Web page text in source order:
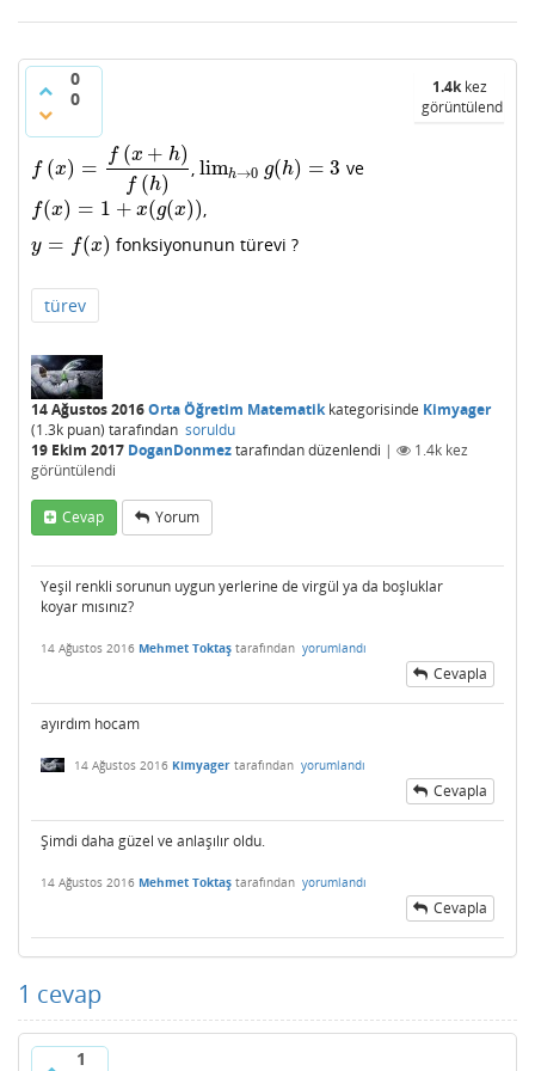
0
0
1.4kkez
görüntülendi
f (x) =
f (x + h)
f (h)
f(x)=f( x+h )f(h) , limh→0 g(h) = 3
limh→0 g(h)= 3 ve
f(x) = 1 + x(g(x))
f(x)=1 +x( g( x))
y = f(x)
y= f(x fonksiyonunun türevi ?
türev
14 Ağustos 2016Orta Öğretim Matematikkategorisinde Kimyager
(1.3k puan) tarafından soruldu
19 Ekim 2017 DoganDonmeztarafındandüzenlendi | 1.4k kez
görüntülendi
Cevap Yorum
Yeşil renkli sorunun uygun yerlerine de virgül ya da boşluklar
koyar mısınız?
14 Ağustos 2016 Mehmet Toktaş tarafından yorumlandı
Cevapla
ayırdım hocam
14 Ağustos 2016 Kimyager tarafından yorumlandı
Cevapla
Şimdi daha güzel ve anlaşılır oldu.
14 Ağustos 2016 Mehmet Toktaş tarafından yorumlandı
Cevapla
1 cevap
1